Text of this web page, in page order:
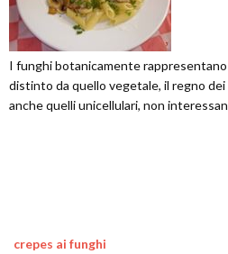
I funghi botanicamente
distinto da quello vegetale, il regno dei
anche quelli unicellulari, non
crepes ai funghi